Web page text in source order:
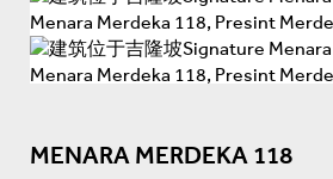
MENARA MERDEKA 118